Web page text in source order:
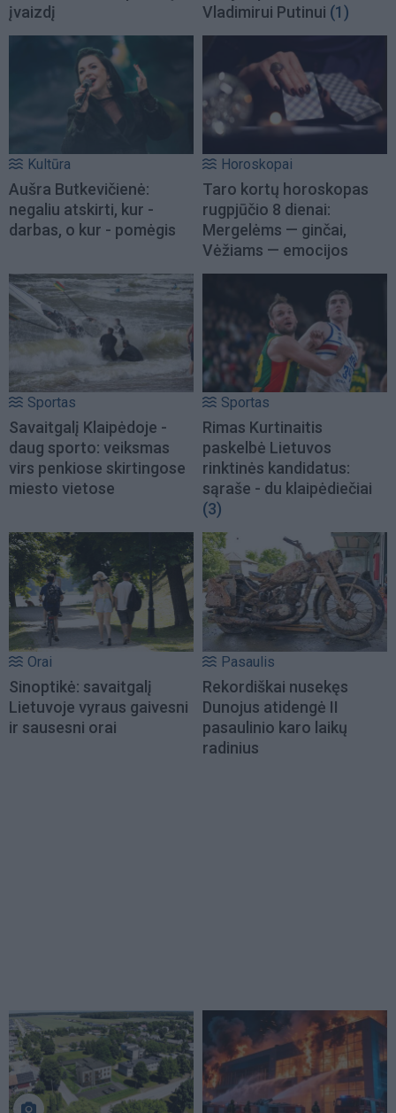
įvaizdį
Vladimirui Putinui (1)
Kultūra
Aušra Butkevičienė:
negaliu atskirti, kur -
darbas, o kur - pomėgis
Horoskopai
Taro kortų horoskopas
rugpjūčio 8 dienai:
Mergelėms — ginčai,
Vėžiams — emocijos
Sportas
Savaitgalį Klaipėdoje -
daug sporto: veiksmas
virs penkiose skirtingose
miesto vietose
Sportas
Rimas Kurtinaitis
paskelbė Lietuvos
rinktinės kandidatus:
sąraše - du klaipėdiečiai
(3)
Orai
Sinoptikė: savaitgalį
Lietuvoje vyraus gaivesni
ir sausesni orai
Pasaulis
Rekordiškai nusekęs
Dunojus atidengė II
pasaulinio karo laikų
radinius